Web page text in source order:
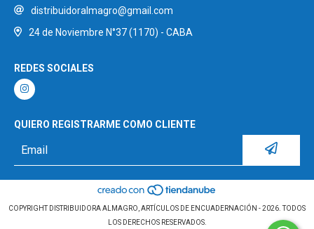
distribuidoralmagro@gmail.com
24 de Noviembre N°37 (1170) - CABA
REDES SOCIALES
QUIERO REGISTRARME COMO CLIENTE
COPYRIGHT DISTRIBUIDORA ALMAGRO, ARTÍCULOS DE ENCUADERNACIÓN - 2026. TODOS
LOS DERECHOS RESERVADOS.